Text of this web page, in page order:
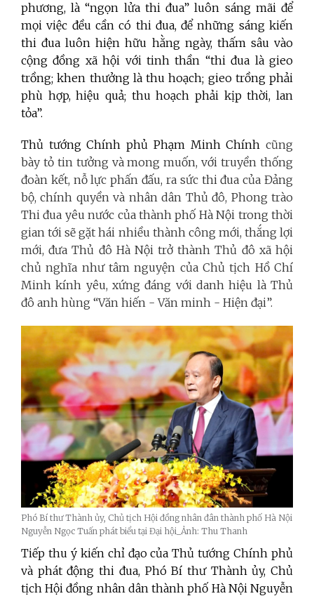
phương, là “ngọn lửa thi đua” luôn sáng mãi để
mọi việc đều cần có thi đua, để những sáng kiến
thi đua luôn hiện hữu hằng ngày, thấm sâu vào
cộng đồng xã hội với tinh thần “thi đua là gieo
trồng; khen thưởng là thu hoạch; gieo trồng phải
phù hợp, hiệu quả; thu hoạch phải kịp thời, lan
tỏa”.
Thủ tướng Chính phủ Phạm Minh Chính cũng
bày tỏ tin tưởng và mong muốn, với truyền thống
đoàn kết, nỗ lực phấn đấu, ra sức thi đua của Đảng
bộ, chính quyền và nhân dân Thủ đô, Phong trào
Thi đua yêu nước của thành phố Hà Nội trong thời
gian tới sẽ gặt hái nhiều thành công mới, thắng lợi
mới, đưa Thủ đô Hà Nội trở thành Thủ đô xã hội
chủ nghĩa như tâm nguyện của Chủ tịch Hồ Chí
Minh kính yêu, xứng đáng với danh hiệu là Thủ
đô anh hùng “Văn hiến - Văn minh - Hiện đại”.
Phó Bí thư Thành ủy, Chủ tịch Hội đồng nhân đân thành phố Hà Nội
Nguyễn Ngọc Tuấn phát biểu tại Đại hội_Ảnh: Thu Thanh
Tiếp thu ý kiến chỉ đạo của Thủ tướng Chính phủ
và phát động thi đua, Phó Bí thư Thành ủy, Chủ
tịch Hội đồng nhân dân thành phố Hà Nội Nguyễn